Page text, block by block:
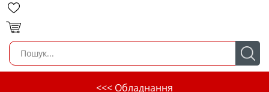
<<< Обладнання